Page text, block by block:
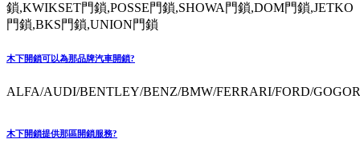
鎖,KWIKSET門鎖,POSSE門鎖,SHOWA門鎖,DOM門鎖,JETKO
門鎖,BKS門鎖,UNION門鎖
木下開鎖可以為那品牌汽車開鎖?
ALFA/AUDI/BENTLEY/BENZ/BMW/FERRARI/FORD/
木下開鎖提供那區開鎖服務?